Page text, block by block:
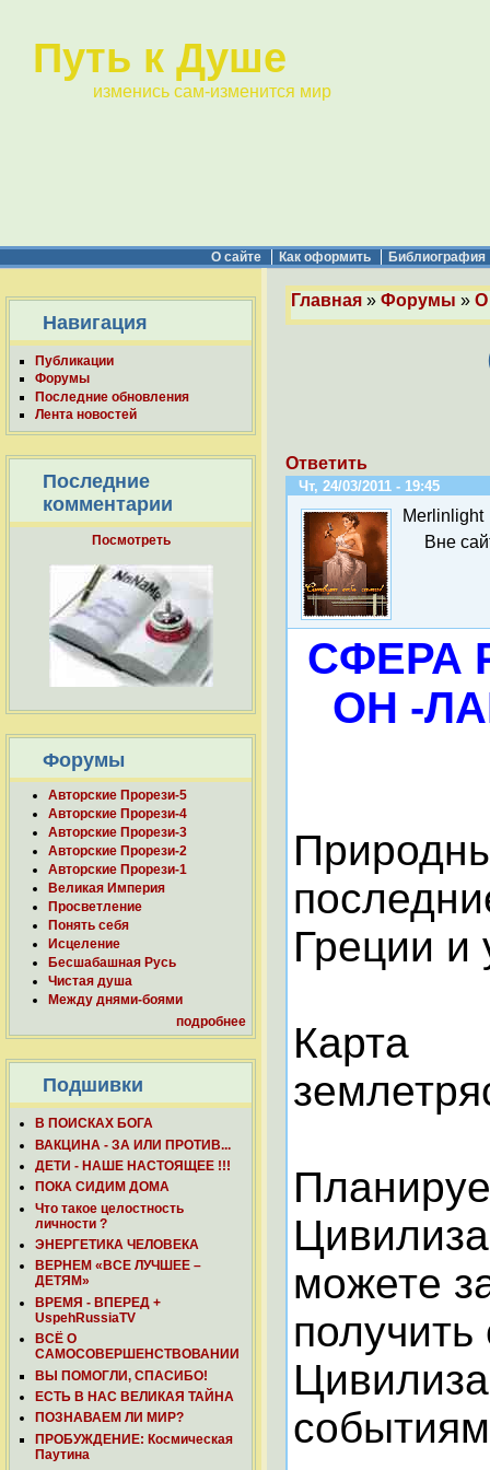
Путь к Душе
изменись сам-изменится мир
О сайте Как оформить Библиография
Навигация
Публикации
Форумы
Последние обновления
Лента новостей
Последние
комментарии
Посмотреть
Форумы
Авторские Прорези-5
Авторские Прорези-4
Авторские Прорези-3
Авторские Прорези-2
Авторские Прорези-1
Великая Империя
Просветление
Понять себя
Исцеление
Бесшабашная Русь
Чистая душа
Между днями-боями
подробнее
Подшивки
В ПОИСКАХ БОГА
ВАКЦИНА - ЗА ИЛИ ПРОТИВ...
ДЕТИ - НАШЕ НАСТОЯЩЕЕ !!!
ПОКА СИДИМ ДОМА
Что такое целостность
личности ?
ЭНЕРГЕТИКА ЧЕЛОВЕКА
ВЕРНЕМ «ВСЕ ЛУЧШЕЕ –
ДЕТЯМ»
ВРЕМЯ - ВПЕРЕД +
UspehRussiaTV
ВСЁ О
САМОСОВЕРШЕНСТВОВАНИИ
ВЫ ПОМОГЛИ, СПАСИБО!
ЕСТЬ В НАС ВЕЛИКАЯ ТАЙНА
ПОЗНАВАЕМ ЛИ МИР?
ПРОБУЖДЕНИЕ: Космическая
Паутина
Главная » Форумы » О
Ответить
Чт, 24/03/2011 - 19:45
Merlinlight
Вне
СФЕРА
ОН -
Греции
Карта
можете